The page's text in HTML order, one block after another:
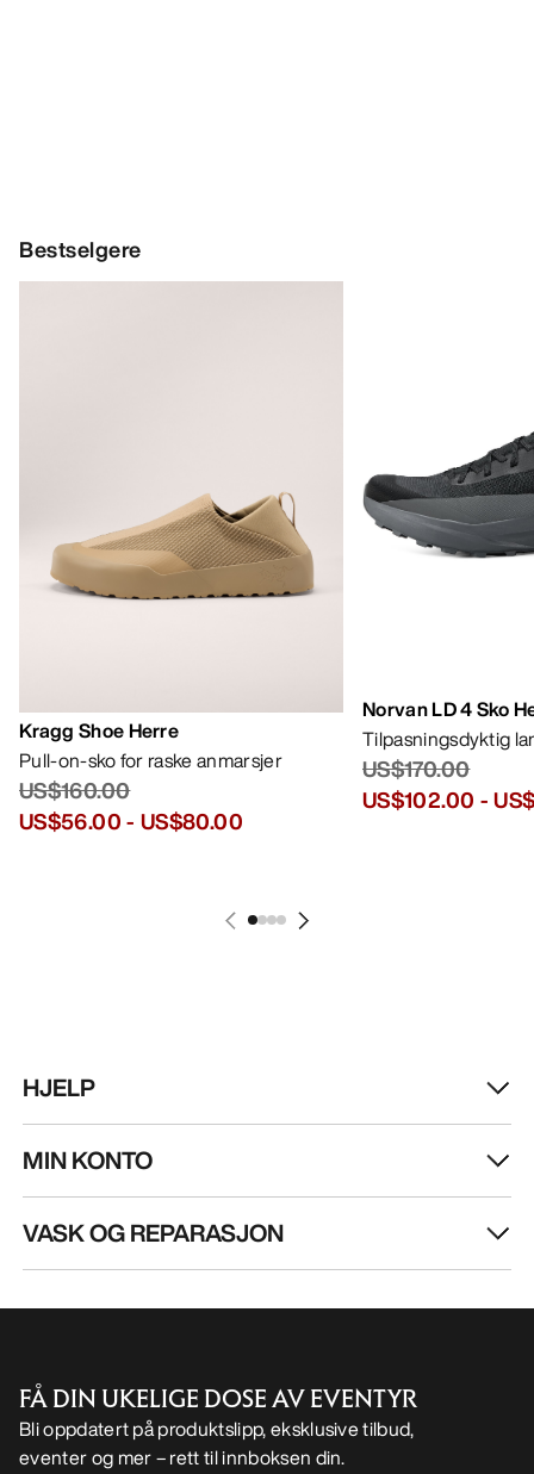
Bestselgere
Kragg Shoe Herre
Pull-on-sko for raske anmarsjer
US$160.00
US$56.00- US$80.00
Norvan LD 4 Sko
Tilpasningsdyktig
US$170.00
US$102.00 -
HJELP
MIN KONTO
VASK OG REPARASJON
FÅ DIN UKELIGE DOSE AV EVENTYR
Bli oppdatert på produktslipp, eksklusive tilbud,
eventer og mer – rett til innboksen din.